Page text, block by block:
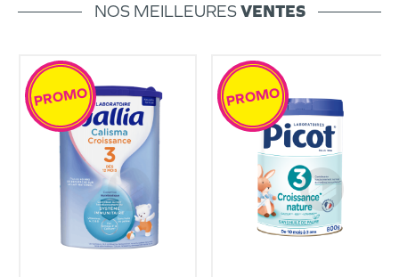
NOS MEILLEURESVENTES
PROMO PROMO